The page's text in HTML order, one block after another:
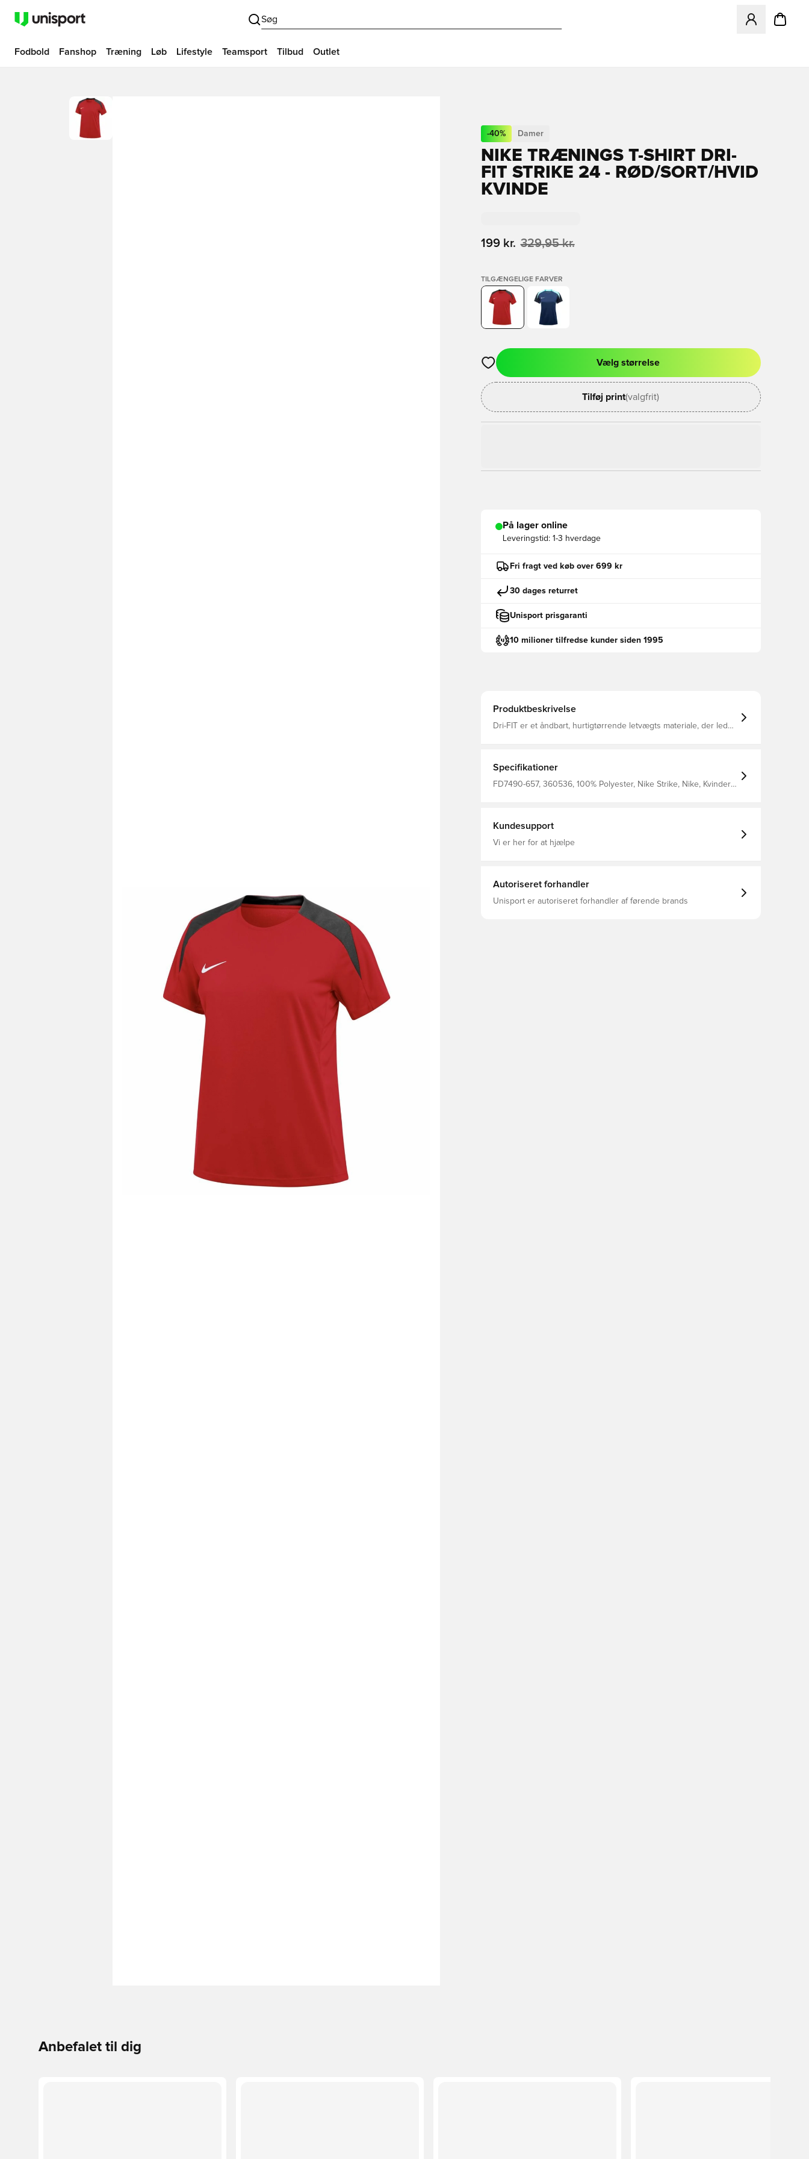
Søg
Åbner en
Fodbold Fanshop Træning Løb Lifestyle Teamsport Tilbud Outlet
-40% Damer
NIKE TRÆNINGS T-SHIRT DRI-
FIT STRIKE 24 - RØD/SORT/HVID
KVINDE
199 kr. 329,95 kr.
TILGÆNGELIGE FARVER
Åbner en Modal til at logge ind eller tilmelde dig som medlem
Vælg størrelse
Tilføj print(valgfrit)
På lager online
Leveringstid: 1-3 hverdage
Fri fragt ved køb over 699 kr
30 dages returret
Unisport prisgaranti
10 milioner tilfredse kunder siden 1995
Produktbeskrivelse
Dri-FIT er et åndbart, hurtigtørrende letvægts materiale, der leder
Specifikationer
FD7490-657, 360536, 100% Polyester, Nike Strike, Nike, Kvinder,
Kundesupport
Vi er her for at hjælpe
Autoriseret forhandler
Unisport er autoriseret forhandler af førende brands
Anbefalet til dig